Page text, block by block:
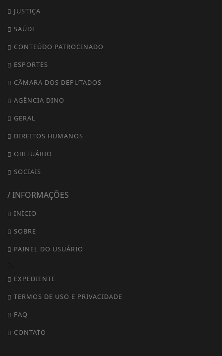
JUSTIÇA
SAÚDE
CONTEÚDO PATROCINADO
ESPORTES
CÂMARA DOS DEPUTADOS
AGÊNCIA DINO
GERAL
DIREITOS HUMANOS
OBITUÁRIO
SOCIAIS
/ INFORMAÇÕES
INÍCIO
SOBRE
PAINEL DO USUÁRIO
EXPEDIENTE
TERMOS DE USO E PRIVACIDADE
FAQ
CONTATO